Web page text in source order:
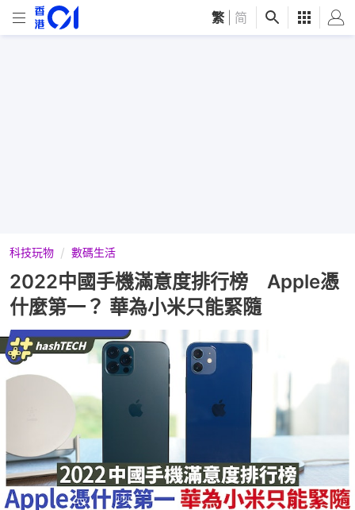
繁 简
科技玩物 數碼生活
2022中國手機滿意度排行榜 Apple憑
什麼第一？ 華為小米只能緊隨